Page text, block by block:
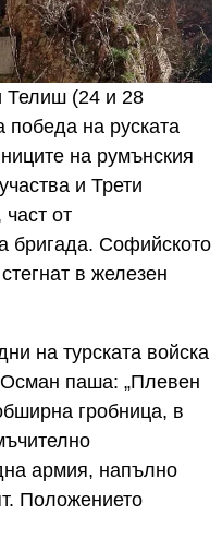
Телиш (24 и 28
победа на руската
на румънския
и Трети
от
бригада. Софийското
в железен
на турската войска
паша: „Плевен
гробница, в
армия, напълно
Положението